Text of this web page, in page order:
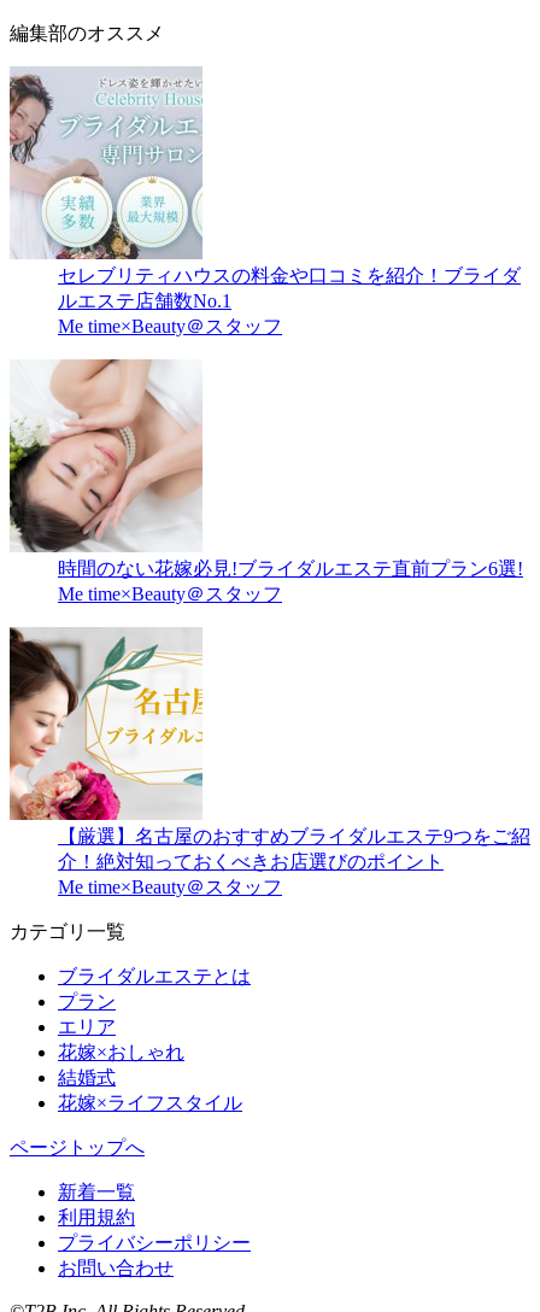
編集部のオススメ
セレブリティハウスの料金や口コミを紹介！ブライダ
ルエステ店舗数No.1
Me time×Beauty＠スタッフ
時間のない花嫁必見!ブライダルエステ直前プラン6選!
Me time×Beauty＠スタッフ
【厳選】名古屋のおすすめブライダルエステ9つをご紹
介！絶対知っておくべきお店選びのポイント
Me time×Beauty＠スタッフ
カテゴリ一覧
ブライダルエステとは
プラン
エリア
花嫁×おしゃれ
結婚式
花嫁×ライフスタイル
ページトップへ
新着一覧
利用規約
プライバシーポリシー
お問い合わせ